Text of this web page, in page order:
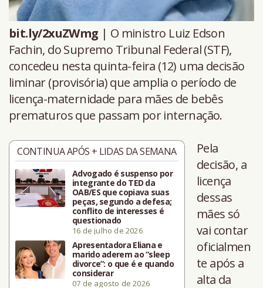
bit.ly/2xuZWmg | O ministro Luiz Edson
Fachin, do Supremo Tribunal Federal (STF),
concedeu nesta quinta-feira (12) uma decisão
liminar (provisória) que amplia o período de
licença-maternidade para mães de bebês
prematuros que passam por internação.
CONTINUA APÓS + LIDAS DA SEMANA
Advogado é suspenso por
integrante do TED da
OAB/ES que copiava suas
peças, segundo a defesa;
conflito de interesses é
questionado
16 de julho de 2026
Apresentadora Eliana e
marido aderem ao “sleep
divorce”: o que é e quando
considerar
07 de agosto de 2026
Pela
decisão, a
licença
dessas
mães só
vai contar
oficialmen
te após a
alta da